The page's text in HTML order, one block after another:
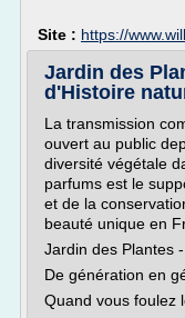
Site : https://
Jardin des
d'Histoire
La transmission
ouvert au public
diversité végétale
parfums est le
et de la
beauté unique en
Jardin des Plantes
De génération en
Quand vous foulez